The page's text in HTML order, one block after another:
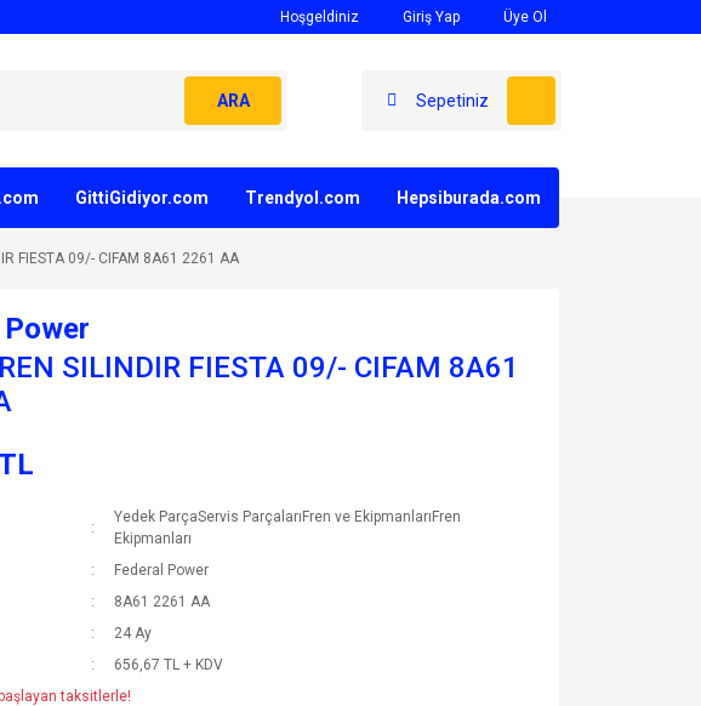
Hoşgeldiniz Giriş Yap Üye Ol
ARA Sepetiniz
GittiGidiyor.com Trendyol.com Hepsiburada.com
FIESTA 09/- CIFAM 8A61 2261 AA
SILINDIR FIESTA 09/- CIFAM 8A61
Yedek ParçaServis ParçalarıFren ve EkipmanlarıFren
Ekipmanları
Federal Power
8A61 2261 AA
24 Ay
656,67 TL + KDV
taksitlerle!